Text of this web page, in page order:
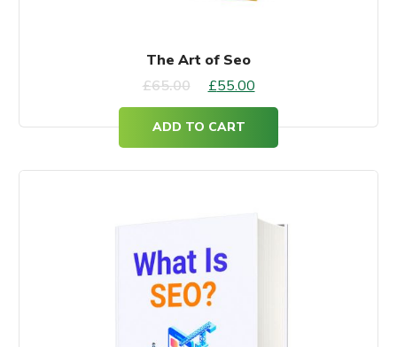
The Art of Seo
£65.00
Original
was:
£65.00.
£55.00Current
price
is:
£55.00.
ADD TO CART